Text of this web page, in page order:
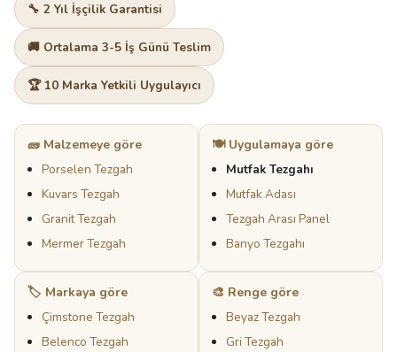
🔧 2 Yıl İşçilik Garantisi
🚚 Ortalama 3-5 İş Günü Teslim
🏆 10 Marka Yetkili Uygulayıcı
🧱 Malzemeye göre
Porselen Tezgah
Kuvars Tezgah
Granit Tezgah
Mermer Tezgah
🍽️ Uygulamaya göre
Mutfak Tezgahı
Mutfak Adası
Tezgah Arası Panel
Banyo Tezgahı
🏷️ Markaya göre
Çimstone Tezgah
Belenco Tezgah
🎨 Renge göre
Beyaz Tezgah
Gri Tezgah